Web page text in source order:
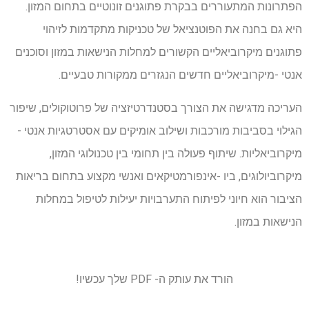
הפתרונות המתעוררים בבקרת פתוגנים זונוטיים בתחום המזון.
היא גם בחנה את הפוטנציאל של טכניקות מתקדמות לזיהוי
פתוגנים מיקרוביאליים הקשורים למחלות הנישאות במזון וסוכנים
אנטי -מיקרוביאליים חדשים הנגזרים ממקורות טבעיים.
העריכה מדגישה את הצורך בסטנדרטיזציה של פרוטוקולים, שיפור
הגילוי בסביבות מורכבות ושילוב אומיקים עם אסטרטגיות אנטי -
מיקרוביאליות. שיתוף פעולה בין תחומי בין טכנולוגי המזון,
מיקרוביולוגים, ביו -אינפורמטיקאים ואנשי מקצוע בתחום בריאות
הציבור הוא חיוני לפיתוח התערבויות יעילות לטיפול במחלות
הנישאות במזון.
הורד את עותק ה- PDF שלך עכשיו!